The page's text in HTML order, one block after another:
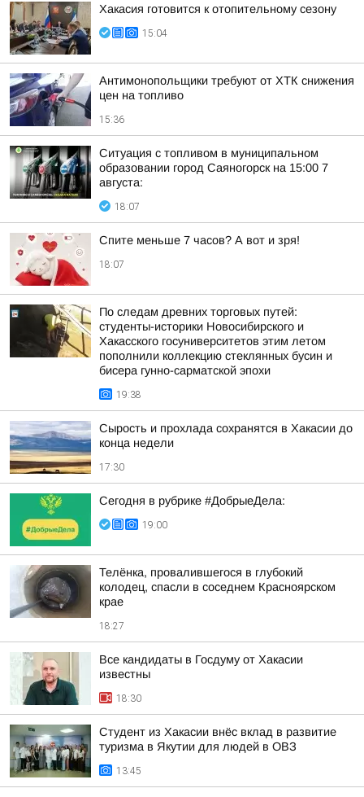
Хакасия готовится к отопительному сезону
15:04
Антимонопольщики требуют от ХТК снижения
цен на топливо
15:36
Ситуация с топливом в муниципальном
образовании город Саяногорск на 15:00 7
августа:
18:07
Спите меньше 7 часов? А вот и зря!
18:07
По следам древних торговых путей:
студенты-историки Новосибирского и
Хакасского госуниверситетов этим летом
пополнили коллекцию стеклянных бусин и
бисера гунно-сарматской эпохи
19:38
Сырость и прохлада сохранятся в Хакасии до
конца недели
17:30
Сегодня в рубрике #ДобрыеДела:
19:00
Телёнка, провалившегося в глубокий
колодец, спасли в соседнем Красноярском
крае
18:27
Все кандидаты в Госдуму от Хакасии
известны
18:30
Студент из Хакасии внёс вклад в развитие
туризма в Якутии для людей в ОВЗ
13:45